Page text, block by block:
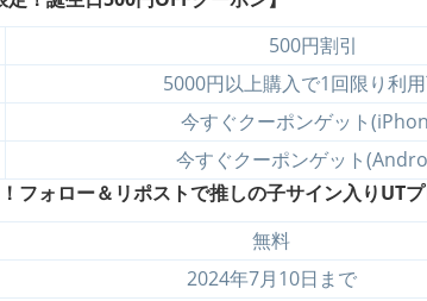
500円割引
5000円以上購入で1回限り利
今すぐクーポンゲット
今すぐクーポンゲット
フォロー＆リポストで推しの子サイン入りUTプ
無料
2024年7月10日まで